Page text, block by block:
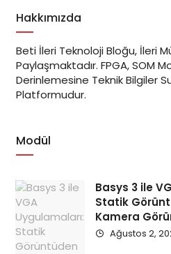
Hakkımızda
Beti İleri Teknoloji Bloğu, İleri
Paylaşmaktadır. FPGA, SOM
Derinlemesine Teknik Bilgiler
Platformudur.
Modül
Basys 3 ile
Statik
Kamera
Ağustos 2,